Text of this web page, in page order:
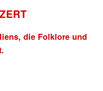
die Folklore und